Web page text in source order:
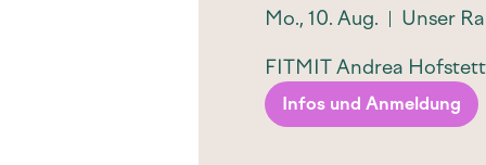
Mo., 10. Aug.
FITMIT Andrea
Infos und Anmeldung